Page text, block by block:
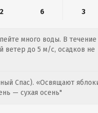
2 6 3
много воды. В течение
ветер до 5 м/с, осадков не
Спас). «Освящают
— сухая осень"